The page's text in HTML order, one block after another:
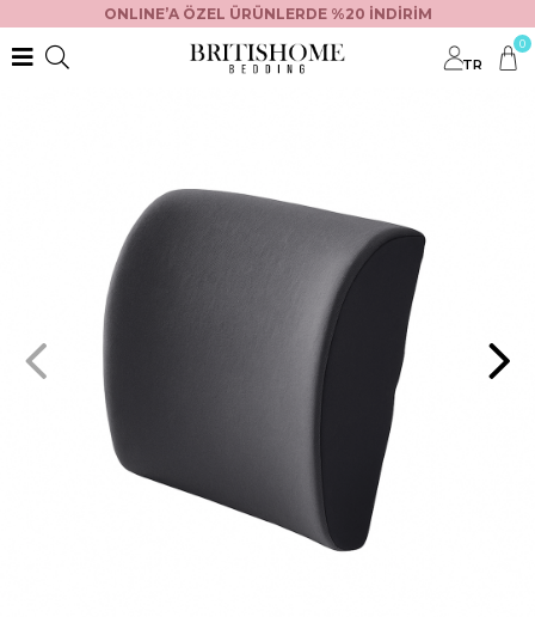
ONLINE’A ÖZEL ÜRÜNLERDE %20 İNDİRİM
TR
0